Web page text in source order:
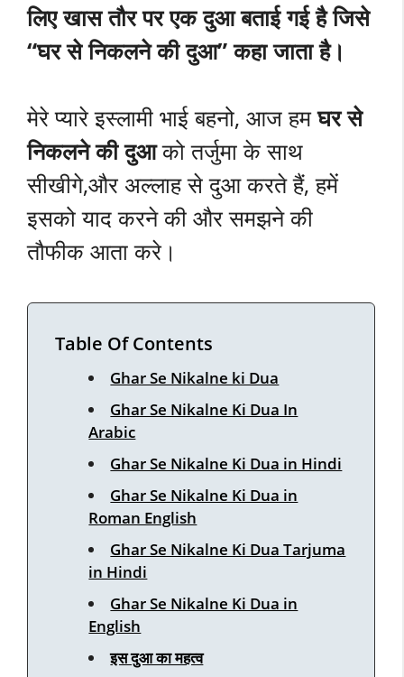
लिए खास तौर पर एक दुआ बताई गई है जिसे
“घर से निकलने की दुआ” कहा जाता है।
मेरे प्यारे इस्लामी भाई बहनो, आज हमघर से
निकलने की दुआको तर्जुमा के साथ
सीखीगे,और अल्लाह से दुआ करते हैं, हमें
इसको याद करने की और समझने की
तौफीक आता करे।
Table Of Contents
Ghar Se Nikalne ki Dua
Ghar Se Nikalne Ki Dua In
Arabic
Ghar Se Nikalne Ki Dua in Hindi
Ghar Se Nikalne Ki Dua in
Roman English
Ghar Se Nikalne Ki Dua Tarjuma
in Hindi
Ghar Se Nikalne Ki Dua in
English
इस दुआ का महत्व